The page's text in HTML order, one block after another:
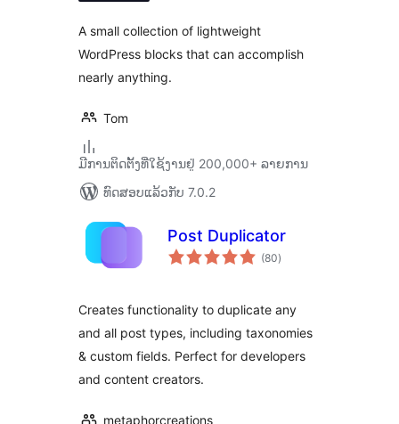
A small collection of lightweight
WordPress blocks that can accomplish
nearly anything.
Tom
ມີການຕິດຕັ້ງທີ່ໃຊ້ງານຢູ່ 200,000+ ລາຍການ
ທົດສອບແລ້ວກັບ 7.0.2
Post Duplicator
(80ຄະແນນ
ທັງໝົດ
)
Creates functionality to duplicate any
and all post types, including taxonomies
& custom fields. Perfect for developers
and content creators.
metaphorcreations